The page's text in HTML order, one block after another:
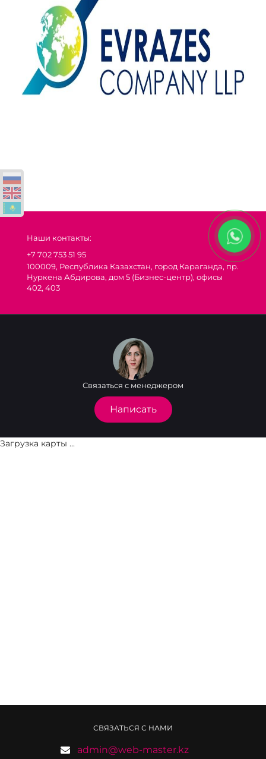
Наши контакты:
+7 702 753 51 95
100009, Республика Казахстан, город Караганда, пр.
Нуркена Абдирова, дом 5 (Бизнес-центр), офисы
402, 403
Связаться с менеджером
Написать
Загрузка карты ...
СВЯЗАТЬСЯ С НАМИ
admin@web-master.kz